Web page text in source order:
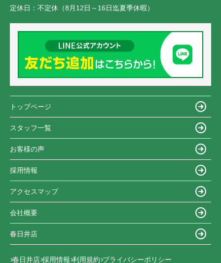
定休日： 不定休（8月12日～16日迄夏季休暇）
トップページ
スタッフ一覧
お客様の声
採用情報
アクセスマップ
会社概要
春日井店
春日井店 採用情報 利用規約 プライバシーポリシー